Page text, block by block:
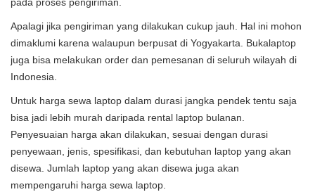
pada proses pengiriman.
Apalagi jika pengiriman yang dilakukan cukup jauh. Hal ini mohon
dimaklumi karena walaupun berpusat di Yogyakarta. Bukalaptop
juga bisa melakukan order dan pemesanan di seluruh wilayah di
Indonesia.
Untuk harga sewa laptop dalam durasi jangka pendek tentu saja
bisa jadi lebih murah daripada rental laptop bulanan.
Penyesuaian harga akan dilakukan, sesuai dengan durasi
penyewaan, jenis, spesifikasi, dan kebutuhan laptop yang akan
disewa. Jumlah laptop yang akan disewa juga akan
mempengaruhi harga sewa laptop.